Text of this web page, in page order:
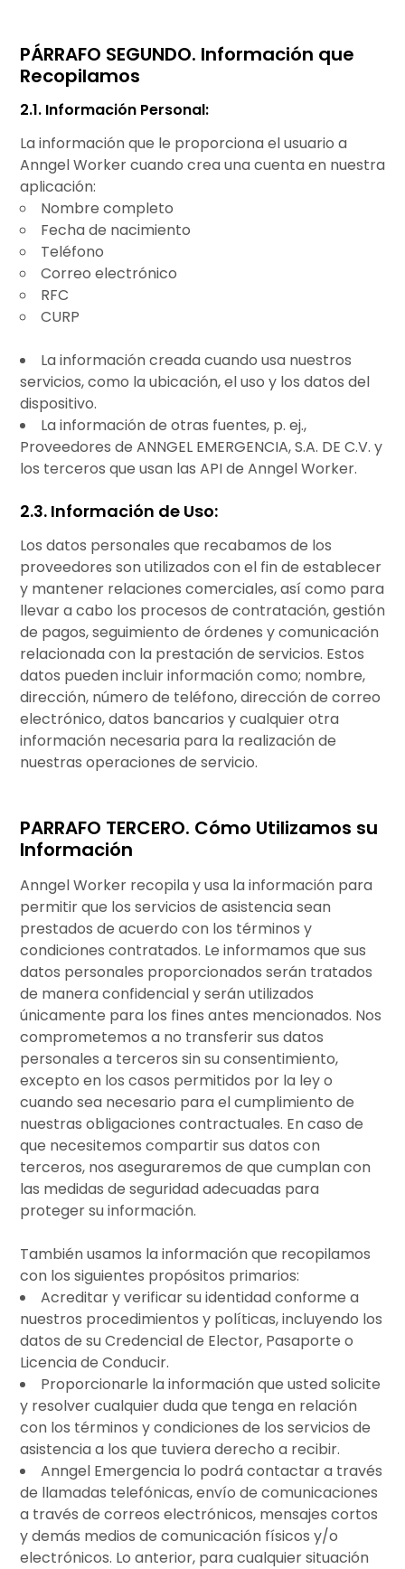
PÁRRAFO SEGUNDO. Información que
Recopilamos
2.1. Información Personal:
La información que le proporciona el usuario a
Anngel Worker cuando crea una cuenta en nuestra
aplicación:
Nombre completo
Fecha de nacimiento
Teléfono
Correo electrónico
RFC
CURP
La información creada cuando usa nuestros
servicios, como la ubicación, el uso y los datos del
dispositivo.
La información de otras fuentes, p. ej.,
Proveedores de ANNGEL EMERGENCIA, S.A. DE C.V. y
los terceros que usan las API de Anngel Worker.
2.3. Información de Uso:
Los datos personales que recabamos de los
proveedores son utilizados con el fin de establecer
y mantener relaciones comerciales, así como para
llevar a cabo los procesos de contratación, gestión
de pagos, seguimiento de órdenes y comunicación
relacionada con la prestación de servicios. Estos
datos pueden incluir información como; nombre,
dirección, número de teléfono, dirección de correo
electrónico, datos bancarios y cualquier otra
información necesaria para la realización de
nuestras operaciones de servicio.
PARRAFO TERCERO. Cómo Utilizamos su
Información
Anngel Worker recopila y usa la información para
permitir que los servicios de asistencia sean
prestados de acuerdo con los términos y
condiciones contratados. Le informamos que sus
datos personales proporcionados serán tratados
de manera confidencial y serán utilizados
únicamente para los fines antes mencionados. Nos
comprometemos a no transferir sus datos
personales a terceros sin su consentimiento,
excepto en los casos permitidos por la ley o
cuando sea necesario para el cumplimiento de
nuestras obligaciones contractuales. En caso de
que necesitemos compartir sus datos con
terceros, nos aseguraremos de que cumplan con
las medidas de seguridad adecuadas para
proteger su información.
También usamos la información que recopilamos
con los siguientes propósitos primarios:
Acreditar y verificar su identidad conforme a
nuestros procedimientos y políticas, incluyendo los
datos de su Credencial de Elector, Pasaporte o
Licencia de Conducir.
Proporcionarle la información que usted solicite
y resolver cualquier duda que tenga en relación
con los términos y condiciones de los servicios de
asistencia a los que tuviera derecho a recibir.
Anngel Emergencia lo podrá contactar a través
de llamadas telefónicas, envío de comunicaciones
a través de correos electrónicos, mensajes cortos
y demás medios de comunicación físicos y/o
electrónicos. Lo anterior, para cualquier situación